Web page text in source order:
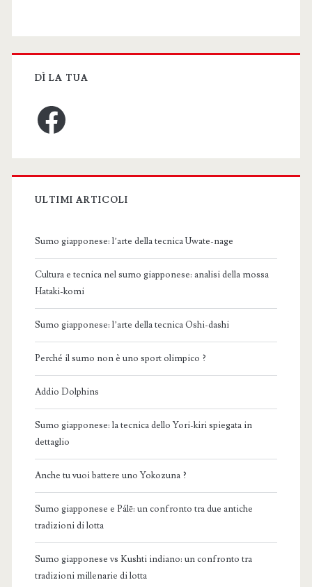
DÌ LA TUA
Facebook
ULTIMI ARTICOLI
Sumo giapponese: l’arte della tecnica Uwate-nage
Cultura e tecnica nel sumo giapponese: analisi della mossa
Hataki-komi
Sumo giapponese: l’arte della tecnica Oshi-dashi
Perché il sumo non è uno sport olimpico ?
Addio Dolphins
Sumo giapponese: la tecnica dello Yori-kiri spiegata in
dettaglio
Anche tu vuoi battere uno Yokozuna ?
Sumo giapponese e Pálē: un confronto tra due antiche
tradizioni di lotta
Sumo giapponese vs Kushti indiano: un confronto tra
tradizioni millenarie di lotta